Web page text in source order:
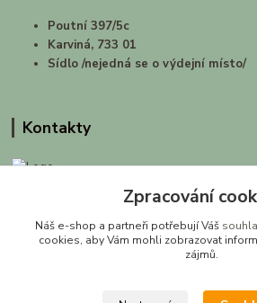
Poutní 397/5c
Karviná, 733 01
Sídlo /nejedná se o výdejní místo/
Kontakty
Gabriela Pawlasová Koppová
Zpracování
Náš e-shop a partneři potřebují Váš
cookies, aby Vám mohli zobrazovat
zájmů.